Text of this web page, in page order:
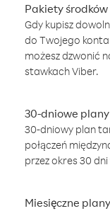
Pakiety środków
Gdy kupisz
do Twojego
możesz dzwonić
stawkach Viber.
30-dniowe
30-dniowy plan
połączeń
przez okres 30
Miesięczne